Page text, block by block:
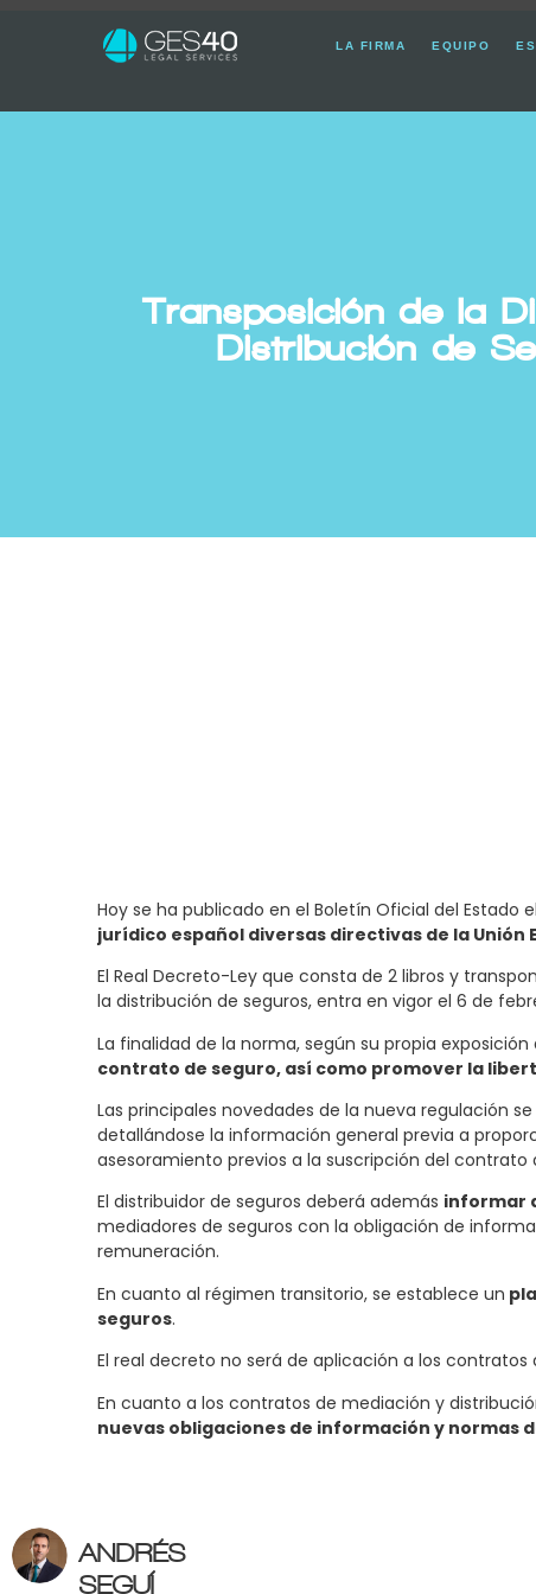
LA FIRMA EQUIPO
Transposición de la
Distribución de
Hoy se ha publicado en el Boletín Oficial del Estado
jurídico español diversas directivas de la Unión
El Real Decreto-Ley que consta de 2 libros y
la distribución de seguros, entra en vigor el 6 de
La finalidad de la norma, según su propia
contrato de seguro, así como promover la
Las principales novedades de la nueva regulación
detallándose la información general previa a
asesoramiento previos a la suscripción del
El distribuidor de seguros deberá además informar
mediadores de seguros con la obligación de
remuneración.
En cuanto al régimen transitorio, se establece un
seguros.
El real decreto no será de aplicación a los
En cuanto a los contratos de mediación y
nuevas obligaciones de información y normas
ANDRÉS
SEGUÍ